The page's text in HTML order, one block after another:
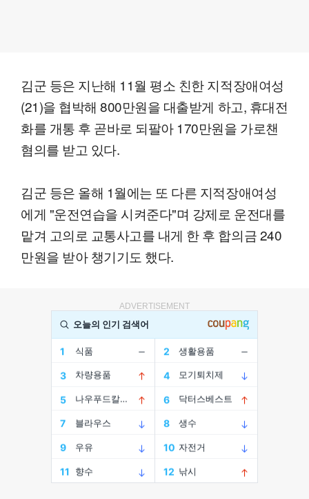
김군 등은 지난해 11월 평소 친한 지적장애여성
(21)을 협박해 800만원을 대출받게 하고, 휴대전
화를 개통 후 곧바로 되팔아 170만원을 가로챈
혐의를 받고 있다.
김군 등은 올해 1월에는 또 다른 지적장애여성
에게 "운전연습을 시켜준다"며 강제로 운전대를
맡겨 고의로 교통사고를 내게 한 후 합의금 240
만원을 받아 챙기기도 했다.
ADVERTISEMENT